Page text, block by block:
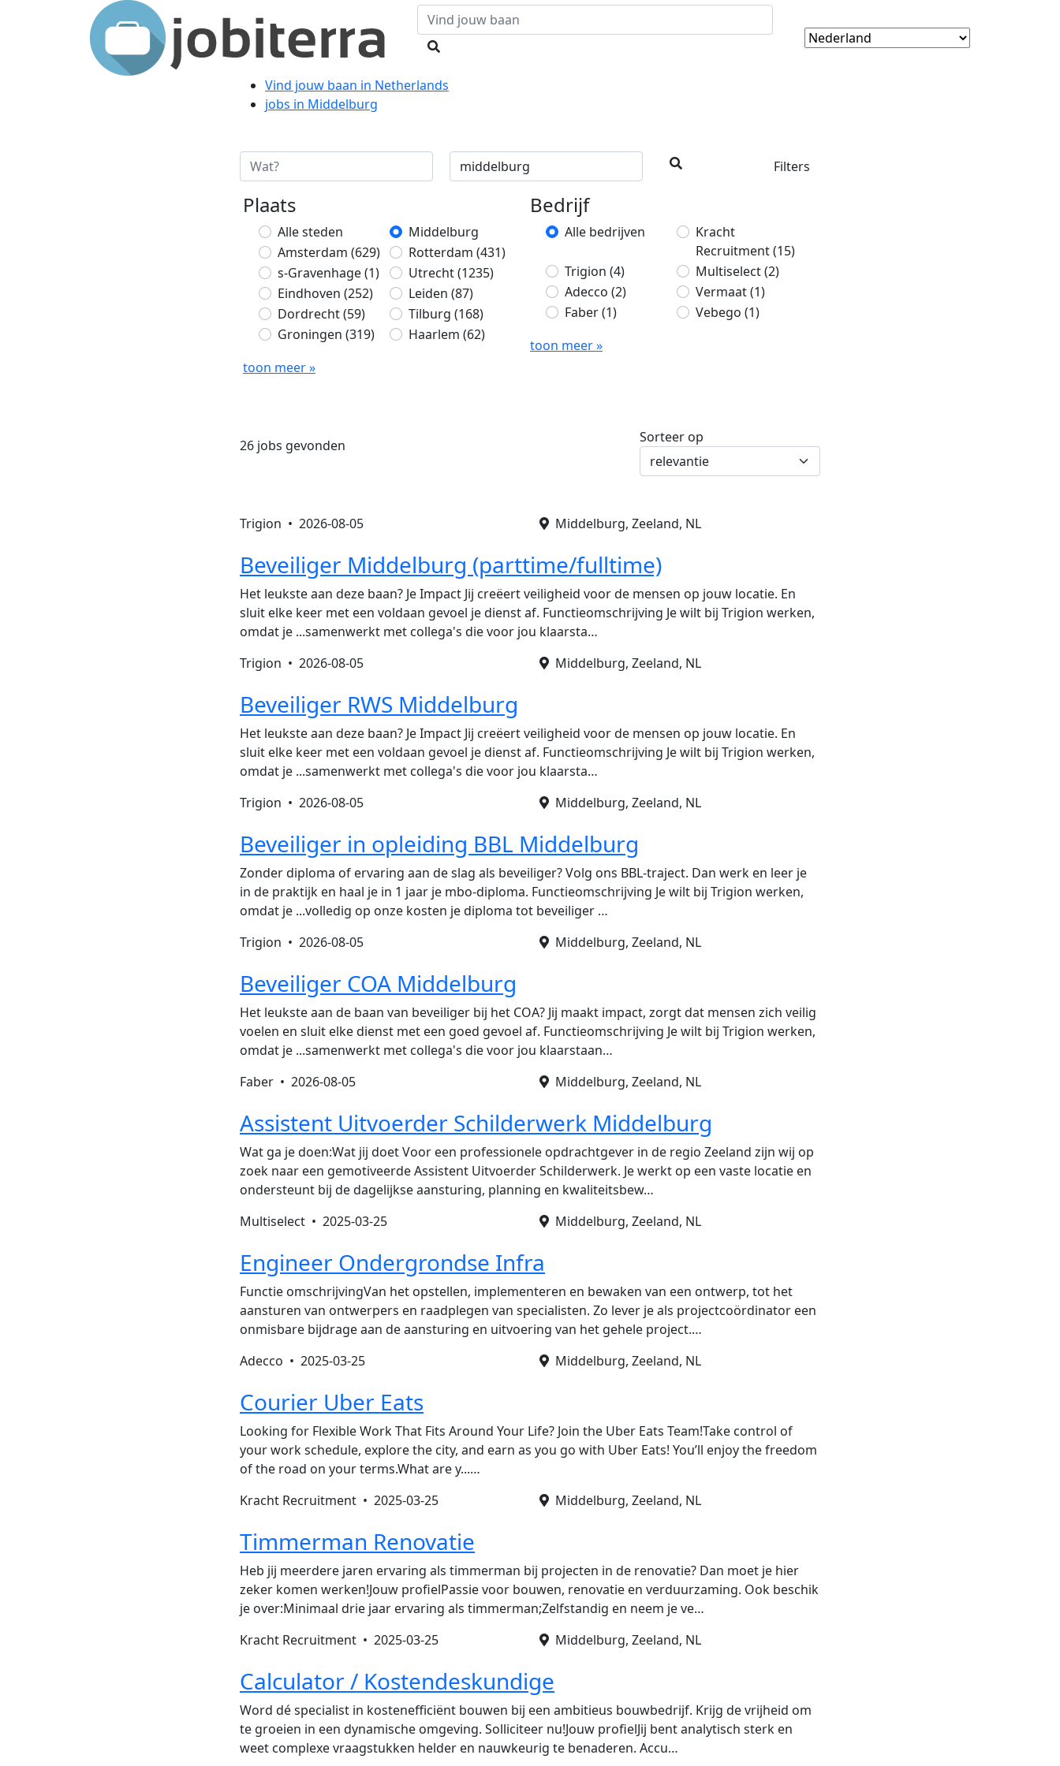
Vind jouw baan in Netherlands
jobs in Middelburg
Filters
Plaats
Alle steden
Middelburg
Amsterdam (629) Rotterdam (431)
s-Gravenhage(1) Utrecht(1235)
Eindhoven (252) Leiden (87)
Dordrecht(59) Tilburg (168)
Groningen (319) Haarlem (62)
toon meer »
Bedrijf
Alle bedrijven
Kracht
Recruitment(15)
Trigion (4) Multiselect(2)
Adecco (2) Vermaat(1)
Faber(1) Vebego (1)
toon meer »
26 jobs gevonden Sorteer op
Trigion • 2026-08-05 Middelburg, Zeeland, NL
Beveiliger Middelburg (parttime/fulltime)
Het leukste aan deze baan? Je Impact Jij creëert veiligheid voor de mensen op jouw locatie. En
sluit elke keer met een voldaan gevoel je dienst af. Functieomschrijving Je wilt bij Trigion werken,
omdat je ...samenwerkt met collega's die voor jou klaarsta…
Trigion • 2026-08-05 Middelburg, Zeeland, NL
Beveiliger RWS Middelburg
Het leukste aan deze baan? Je Impact Jij creëert veiligheid voor de mensen op jouw locatie. En
sluit elke keer met een voldaan gevoel je dienst af. Functieomschrijving Je wilt bij Trigion werken,
omdat je ...samenwerkt met collega's die voor jou klaarsta…
Trigion • 2026-08-05 Middelburg, Zeeland, NL
Beveiliger in opleiding BBL Middelburg
Zonder diploma of ervaring aan de slag als beveiliger? Volg ons BBL-traject. Dan werk en leer je
in de praktijk en haal je in 1 jaar je mbo-diploma. Functieomschrijving Je wilt bij Trigion werken,
omdat je ...volledig op onze kosten je diploma tot beveiliger …
Trigion • 2026-08-05 Middelburg, Zeeland, NL
Beveiliger COA Middelburg
Het leukste aan de baan van beveiliger bij het COA? Jij maakt impact, zorgt dat mensen zich veilig
voelen en sluit elke dienst met een goed gevoel af. Functieomschrijving Je wilt bij Trigion werken,
omdat je ...samenwerkt met collega's die voor jou klaarstaan…
Faber • 2026-08-05 Middelburg, Zeeland, NL
Assistent Uitvoerder Schilderwerk Middelburg
Wat ga je doen:Wat jij doet Voor een professionele opdrachtgever in de regio Zeeland zijn wij op
zoek naar een gemotiveerde Assistent Uitvoerder Schilderwerk. Je werkt op een vaste locatie en
ondersteunt bij de dagelijkse aansturing, planning en kwaliteitsbew…
Multiselect • 2025-03-25 Middelburg, Zeeland, NL
Engineer Ondergrondse Infra
Functie omschrijvingVan het opstellen, implementeren en bewaken van een ontwerp, tot het
aansturen van ontwerpers en raadplegen van specialisten. Zo lever je als projectcoördinator een
onmisbare bijdrage aan de aansturing en uitvoering van het gehele project.…
Adecco • 2025-03-25 Middelburg, Zeeland, NL
Courier Uber Eats
Looking for Flexible Work That Fits Around Your Life? Join the Uber Eats Team!Take control of
your work schedule, explore the city, and earn as you go with Uber Eats! You’ll enjoy the freedom
of the road on your terms.What are y...…
Kracht Recruitment • 2025-03-25 Middelburg, Zeeland, NL
Timmerman Renovatie
Heb jij meerdere jaren ervaring als timmerman bij projecten in de renovatie? Dan moet je hier
zeker komen werken!Jouw profielPassie voor bouwen, renovatie en verduurzaming. Ook beschik
je over:Minimaal drie jaar ervaring als timmerman;Zelfstandig en neem je ve…
Kracht Recruitment • 2025-03-25 Middelburg, Zeeland, NL
Calculator / Kostendeskundige
Word dé specialist in kostenefficiënt bouwen bij een ambitieus bouwbedrijf. Krijg de vrijheid om
te groeien in een dynamische omgeving. Solliciteer nu!Jouw profielJij bent analytisch sterk en
weet complexe vraagstukken helder en nauwkeurig te benaderen. Accu…